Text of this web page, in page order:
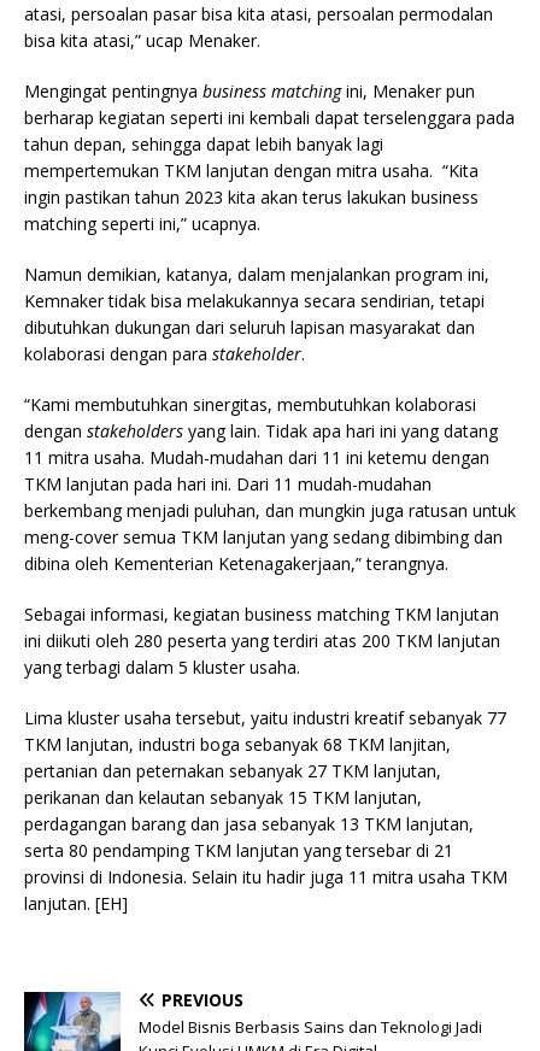
atasi, persoalan pasar bisa kita atasi, persoalan permodalan
bisa kita atasi,” ucap Menaker.
Mengingat pentingnya business matchingini, Menaker pun
berharap kegiatan seperti ini kembali dapat terselenggara pada
tahun depan, sehingga dapat lebih banyak lagi
mempertemukan TKM lanjutan dengan mitra usaha. “Kita
ingin pastikan tahun 2023 kita akan terus lakukan business
matching seperti ini,” ucapnya.
Namun demikian, katanya, dalam menjalankan program ini,
Kemnaker tidak bisa melakukannya secara sendirian, tetapi
dibutuhkan dukungan dari seluruh lapisan masyarakat dan
kolaborasi dengan para stakeholder.
“Kami membutuhkan sinergitas, membutuhkan kolaborasi
dengan stakeholders yang lain. Tidak apa hari ini yang datang
11 mitra usaha. Mudah-mudahan dari 11 ini ketemu dengan
TKM lanjutan pada hari ini. Dari 11 mudah-mudahan
berkembang menjadi puluhan, dan mungkin juga ratusan untuk
meng-cover semua TKM lanjutan yang sedang dibimbing dan
dibina oleh Kementerian Ketenagakerjaan,” terangnya.
Sebagai informasi, kegiatan business matching TKM lanjutan
ini diikuti oleh 280 peserta yang terdiri atas 200 TKM lanjutan
yang terbagi dalam 5 kluster usaha.
Lima kluster usaha tersebut, yaitu industri kreatif sebanyak 77
TKM lanjutan, industri boga sebanyak 68 TKM lanjitan,
pertanian dan peternakan sebanyak 27 TKM lanjutan,
perikanan dan kelautan sebanyak 15 TKM lanjutan,
perdagangan barang dan jasa sebanyak 13 TKM lanjutan,
serta 80 pendamping TKM lanjutan yang tersebar di 21
provinsi di Indonesia. Selain itu hadir juga 11 mitra usaha TKM
lanjutan. [EH]
PREVIOUS
Model Bisnis Berbasis Sains dan Teknologi Jadi